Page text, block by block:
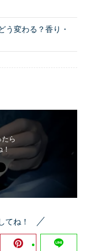
う変わる？香り・
ら
！
てね！